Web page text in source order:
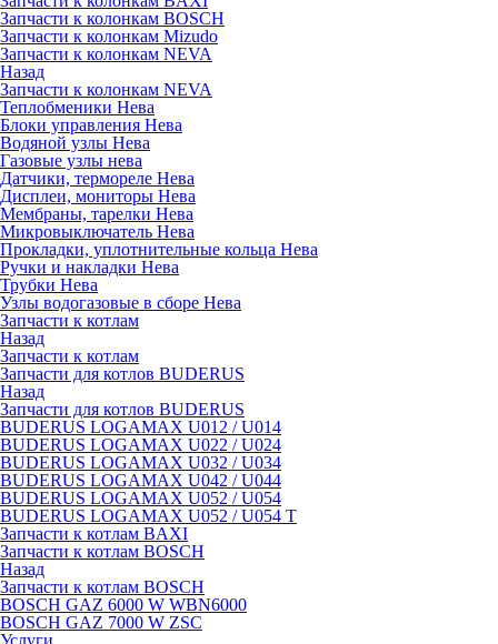
Запчасти к колонкам BOSCH
Запчасти к колонкам Mizudo
Запчасти к колонкам NEVA
Назад
Запчасти к колонкам NEVA
Теплобменики Нева
Блоки управления Нева
Водяной узлы Нева
Газовые узлы нева
Датчики, термореле Нева
Дисплеи, мониторы Нева
Мембраны, тарелки Нева
Микровыключатель Нева
Прокладки, уплотнительные кольца Нева
Ручки и накладки Нева
Трубки Нева
Узлы водогазовые в сборе Нева
Запчасти к котлам
Назад
Запчасти к котлам
Запчасти для котлов BUDERUS
Назад
Запчасти для котлов BUDERUS
BUDERUS LOGAMAX U012 / U014
BUDERUS LOGAMAX U022 / U024
BUDERUS LOGAMAX U032 / U034
BUDERUS LOGAMAX U042 / U044
BUDERUS LOGAMAX U052 / U054
BUDERUS LOGAMAX U052 / U054 T
Запчасти к котлам BAXI
Запчасти к котлам BOSCH
Назад
Запчасти к котлам BOSCH
BOSCH GAZ 6000 W WBN6000
BOSCH GAZ 7000 W ZSC
Услуги